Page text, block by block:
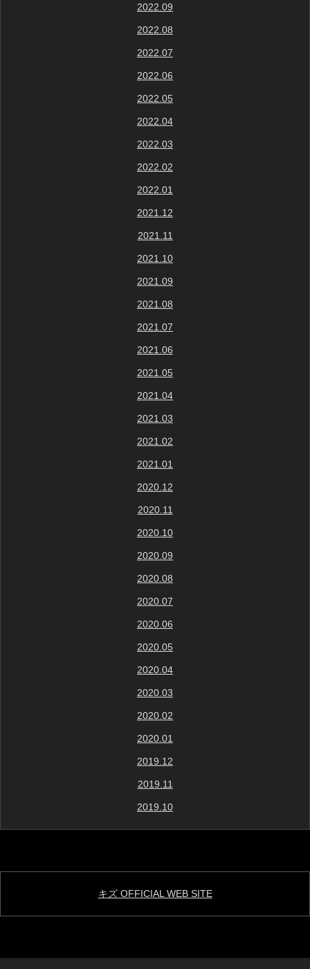
2022.09
2022.08
2022.07
2022.06
2022.05
2022.04
2022.03
2022.02
2022.01
2021.12
2021.11
2021.10
2021.09
2021.08
2021.07
2021.06
2021.05
2021.04
2021.03
2021.02
2021.01
2020.12
2020.11
2020.10
2020.09
2020.08
2020.07
2020.06
2020.05
2020.04
2020.03
2020.02
2020.01
2019.12
2019.11
2019.10
キズ OFFICIAL WEB SITE